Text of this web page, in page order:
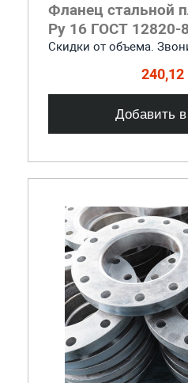
Фланец стальной
Ру 16 ГОСТ 12820-
Скидки от объема.
240,12
Добавить в